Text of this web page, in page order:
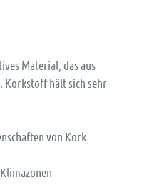
Material, das aus
hält sich sehr
von Kork